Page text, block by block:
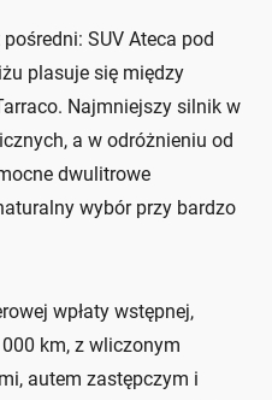
SUV Ateca pod
plasuje się między
Najmniejszy silnik w
a w odróżnieniu od
dwulitrowe
wybór przy bardzo
wpłaty wstępnej,
km, z wliczonym
autem zastępczym i